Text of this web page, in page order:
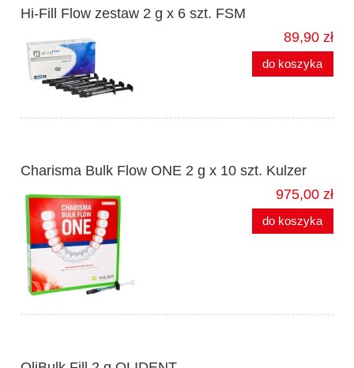
Hi-Fill Flow zestaw 2 g x 6 szt. FSM
89,90 zł
do koszyka
Charisma Bulk Flow ONE 2 g x 10 szt. Kulzer
975,00 zł
do koszyka